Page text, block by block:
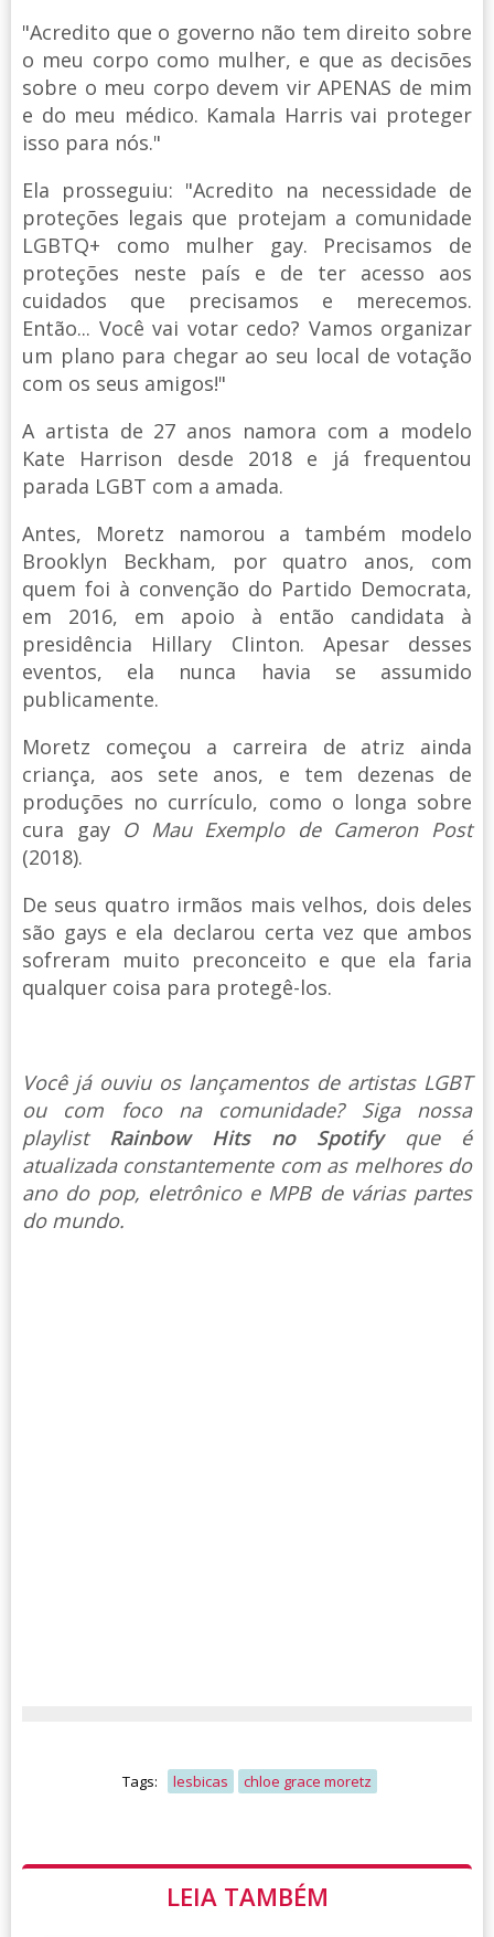
"Acredito que o governo não tem direito sobre
o meu corpo como mulher, e que as decisões
sobre o meu corpo devem vir APENAS de mim
e do meu médico. Kamala Harris vai proteger
isso para nós."
Ela prosseguiu: "Acredito na necessidade de
proteções legais que protejam a comunidade
LGBTQ+ como mulher gay. Precisamos de
proteções neste país e de ter acesso aos
cuidados que precisamos e merecemos.
Então... Você vai votar cedo? Vamos organizar
um plano para chegar ao seu local de votação
com os seus amigos!"
A artista de 27 anos namora com a modelo
Kate Harrison desde 2018 e já frequentou
parada LGBT com a amada.
Antes, Moretz namorou a também modelo
Brooklyn Beckham, por quatro anos, com
quem foi à convenção do Partido Democrata,
em 2016, em apoio à então candidata à
presidência Hillary Clinton. Apesar desses
eventos, ela nunca havia se assumido
publicamente.
Moretz começou a carreira de atriz ainda
criança, aos sete anos, e tem dezenas de
produções no currículo, como o longa sobre
cura gay O Mau Exemplo de Cameron Post
(2018).
De seus quatro irmãos mais velhos, dois deles
são gays e ela declarou certa vez que ambos
sofreram muito preconceito e que ela faria
qualquer coisa para protegê-los.
Você já ouviu os lançamentos de artistas LGBT
ou com foco na comunidade? Siga nossa
playlist Rainbow Hits no Spotify que é
atualizada constantemente com as melhores do
ano do pop, eletrônico e MPB de várias partes
do mundo.
Tags: lesbicas chloe grace moretz
LEIA TAMBÉM